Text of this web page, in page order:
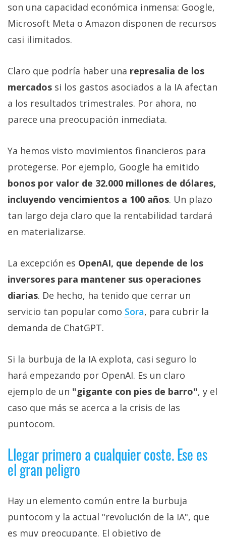
son una capacidad económica inmensa: Google,
Microsoft Meta o Amazon disponen de recursos
casi ilimitados.
Claro que podría haber una represalia de los
mercados si los gastos asociados a la IA afectan
a los resultados trimestrales. Por ahora, no
parece una preocupación inmediata.
Ya hemos visto movimientos financieros para
protegerse. Por ejemplo, Google ha emitido
bonos por valor de 32.000 millones de dólares,
incluyendo vencimientos a 100 años. Un plazo
tan largo deja claro que la rentabilidad tardará
en materializarse.
La excepción es OpenAI, que depende de los
inversores para mantener sus operaciones
diarias. De hecho, ha tenido que cerrar un
servicio tan popular como Sora‎, para cubrir la
demanda de ChatGPT.
Si la burbuja de la IA explota, casi seguro lo
hará empezando por OpenAI. Es un claro
ejemplo de un "gigante con pies de barro", y el
caso que más se acerca a la crisis de las
puntocom.
Llegar primero a cualquier coste. Ese es
el gran peligro
Hay un elemento común entre la burbuja
puntocom y la actual "revolución de la IA", que
es muy preocupante. El objetivo de